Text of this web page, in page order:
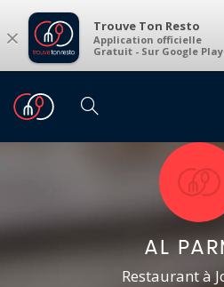
× Trouve Ton Resto
Application officielle
Gratuit - Sur Google Play
AL
Restaurant à